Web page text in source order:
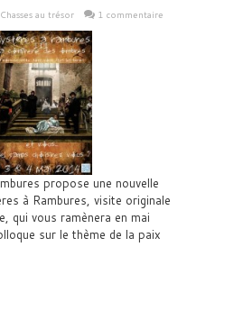
Chasses au trésor 1 commentaire
propose une nouvelle
à Rambures, visite originale
qui vous ramènera en mai
sur le thème de la paix